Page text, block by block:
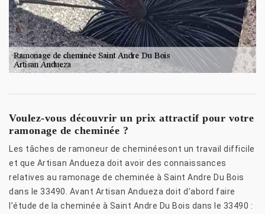
Voulez-vous découvrir un prix attractif pour votre
ramonage de cheminée ?
Les tâches de ramoneur de cheminéesont un travail difficile
et que Artisan Andueza doit avoir des connaissances
relatives au ramonage de cheminée à Saint Andre Du Bois
dans le 33490. Avant Artisan Andueza doit d’abord faire
l’étude de la cheminée à Saint Andre Du Bois dans le 33490 :